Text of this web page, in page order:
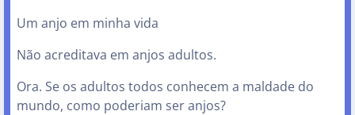
Um anjo em minha vida
Não acreditava em anjos adultos.
Ora. Se os adultos todos conhecem a maldade do
mundo, como poderiam ser anjos?